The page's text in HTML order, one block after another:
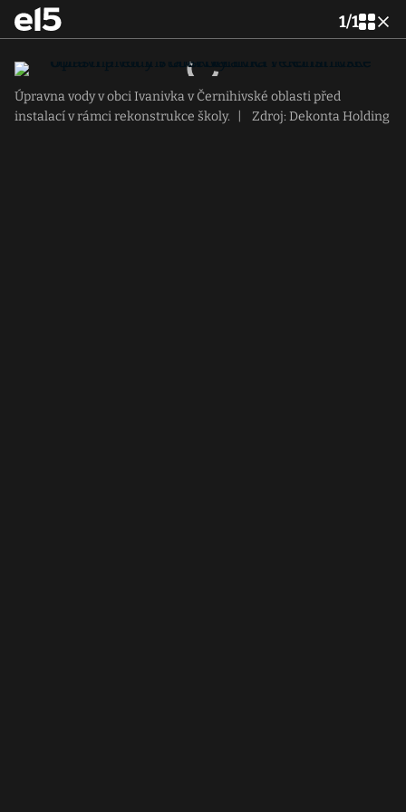
1/1
Úpravna vody v obci Ivanivka v Černihivské oblasti před
instalací v rámci rekonstrukce školy.
Zdroj: Dekonta Holding